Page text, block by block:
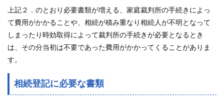
上記２．のとおり必要書類が増える、家庭裁判所の手続きによっ
て費用がかかることや、相続が積み重なり相続人が不明となって
しまったり時効取得によって裁判所の手続きが必要となるとき
は、その分当初は不要であった費用がかかってくることがありま
す。
相続登記に必要な書類